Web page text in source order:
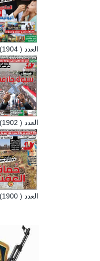
العدد ( 1904)
العدد ( 1902)
العدد ( 1900)